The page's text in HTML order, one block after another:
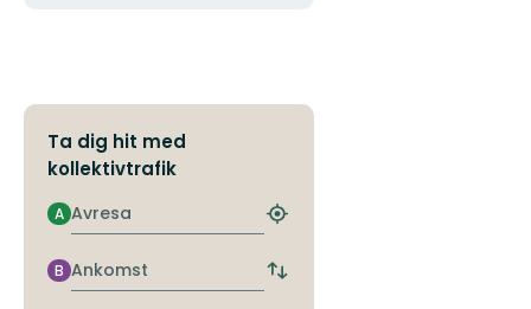
Ta dig hit med
kollektivtrafik
Avresa
A
Hitta
hållplats
Ankomst
B
Byt